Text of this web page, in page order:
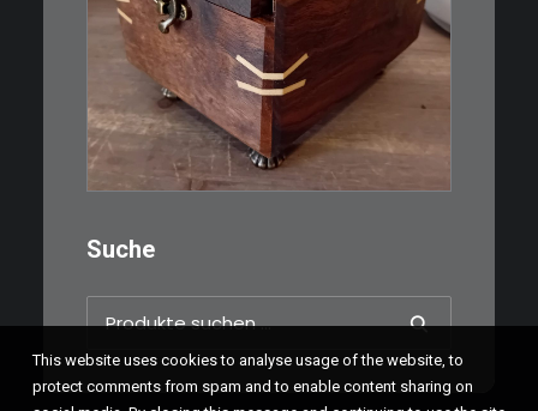
Eine kleine, simple Schatulle
aus Nussbaum…
Suche
This website uses cookies to analyse usage of the website, to
protect comments from spam and to enable content sharing on